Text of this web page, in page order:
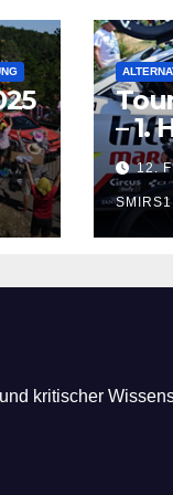
– 1.
12.
SMIRS1
kritischer